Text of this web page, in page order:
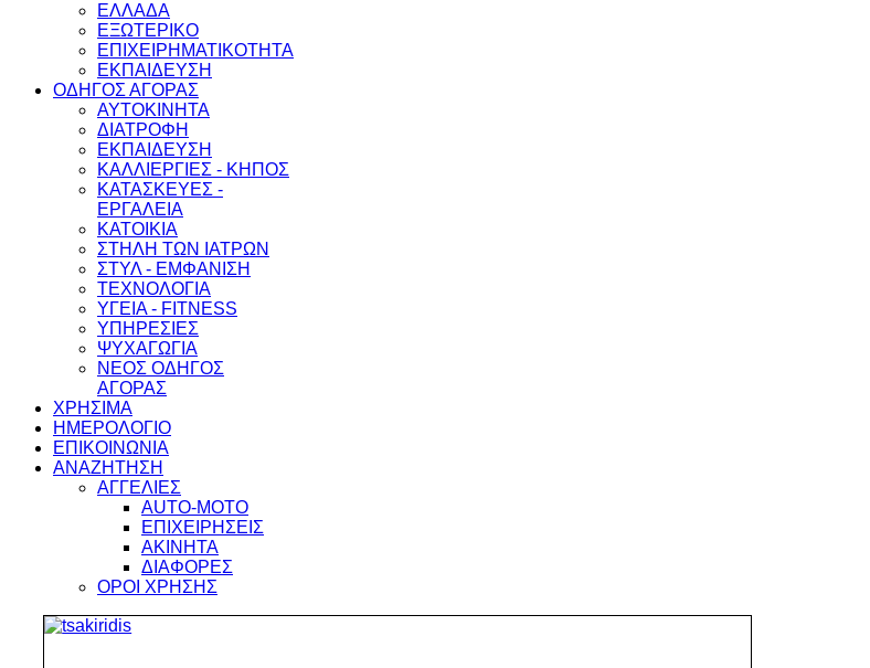
ΕΛΛΑΔΑ
ΕΞΩΤΕΡΙΚΟ
ΕΠΙΧΕΙΡΗΜΑΤΙΚΟΤΗΤΑ
ΕΚΠΑΙΔΕΥΣΗ
ΟΔΗΓΟΣ ΑΓΟΡΑΣ
ΑΥΤΟΚΙΝΗΤΑ
ΔΙΑΤΡΟΦΗ
ΕΚΠΑΙΔΕΥΣΗ
ΚΑΛΛΙΕΡΓΙΕΣ - ΚΗΠΟΣ
ΚΑΤΑΣΚΕΥΕΣ -
ΕΡΓΑΛΕΙΑ
ΚΑΤΟΙΚΙΑ
ΣΤΗΛΗ ΤΩΝ ΙΑΤΡΩΝ
ΣΤΥΛ - ΕΜΦΑΝΙΣΗ
ΤΕΧΝΟΛΟΓΙΑ
ΥΓΕΙΑ - FITNESS
ΥΠΗΡΕΣΙΕΣ
ΨΥΧΑΓΩΓΙΑ
ΝΕΟΣ ΟΔΗΓΟΣ
ΑΓΟΡΑΣ
ΧΡΗΣΙΜΑ
ΗΜΕΡΟΛΟΓΙΟ
ΕΠΙΚΟΙΝΩΝΙΑ
ΑΝΑΖΗΤΗΣΗ
ΑΓΓΕΛΙΕΣ
AUTO-MOTO
ΕΠΙΧΕΙΡΗΣΕΙΣ
ΑΚΙΝΗΤΑ
ΔΙΑΦΟΡΕΣ
ΟΡΟΙ ΧΡΗΣΗΣ